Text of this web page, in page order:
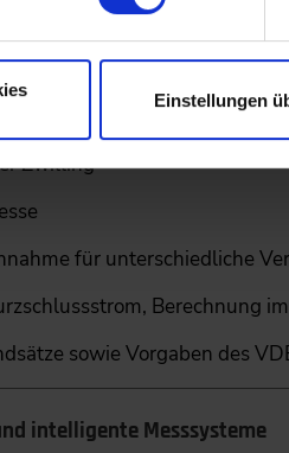
Einstellungen
und Verbrauchern
Steuerung
Zwilling
für unterschiedliche
Berechnung
sowie Vorgaben des
intelligente Messsysteme